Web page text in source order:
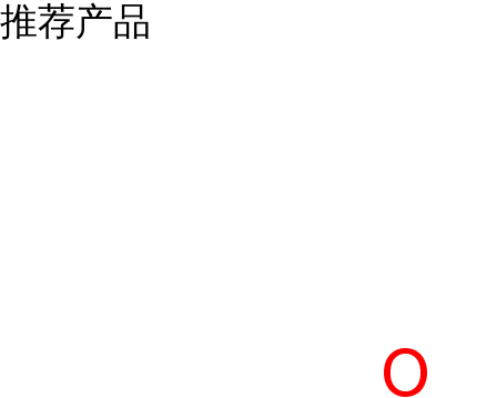
推荐产品